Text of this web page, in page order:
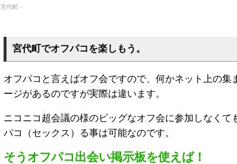
宮代町 -
宮代町でオフパコを楽しもう。
オフパコと言えばオフ会ですので、何かネット上の集
ージがあるのですが実際は違います。
ニコニコ超会議の様のビッグなオフ会に参加しなくて
パコ（セックス）る事は可能なのです。
そうオフパコ出会い掲示板を使えば！